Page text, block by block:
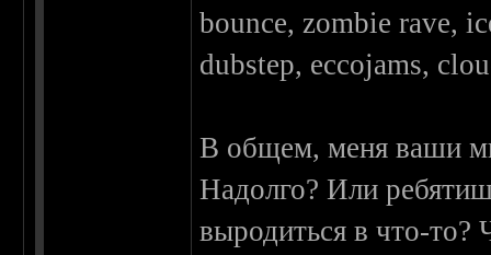
bounce, zombie rave,
dubstep, eccojams,
В общем, меня ваши
Надолго? Или
выродиться в что-то?